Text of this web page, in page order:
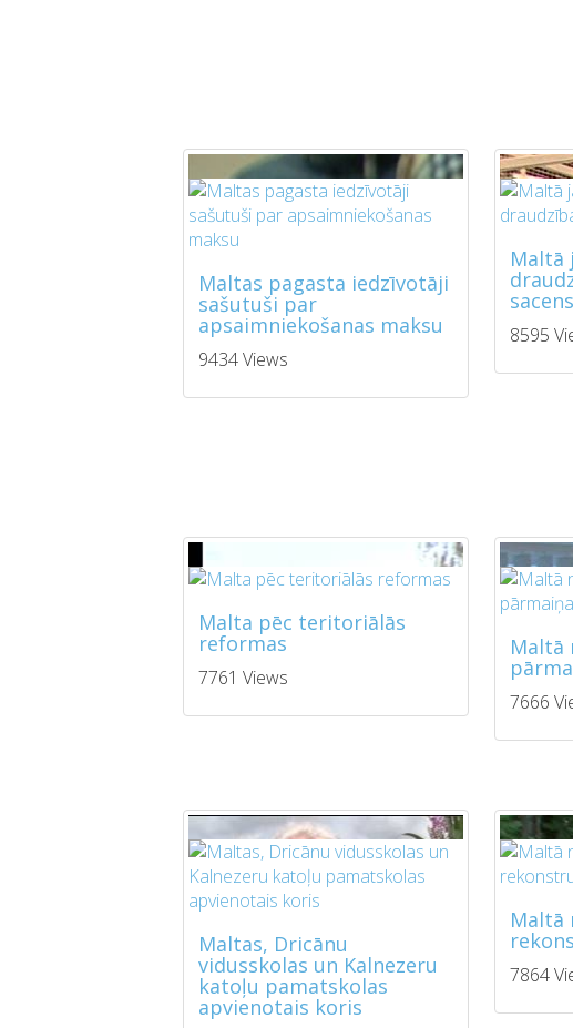
Maltas pagasta iedzīvotāji
sašutuši par
apsaimniekošanas maksu
9434 Views
Maltā
8595
Malta pēc teritoriālās
reformas
7761 Views
Maltā
7666
Maltas, Dricānu
vidusskolas un Kalnezeru
katoļu pamatskolas
apvienotais koris
Maltā
7864